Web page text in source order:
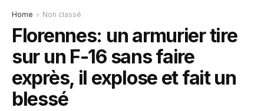
Home Non classé
Florennes: un armurier tire
sur un F-16 sans faire
exprès, il explose et fait un
blessé